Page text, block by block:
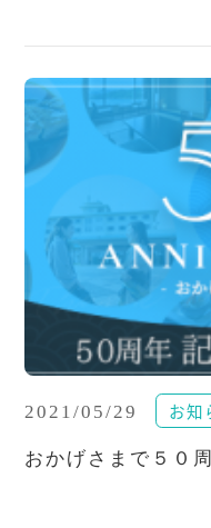
2021/05/29 お知
おかげさまで５０